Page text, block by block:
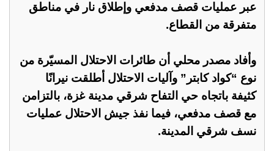
عبر عمليات قصف مدفعي وإطلاق نار في مناطق
متفرقة من القطاع.
وأفاد مصدر محلي أن طائرات الاحتلال المسيّرة من
نوع “كواد كابتر” وآليات الاحتلال أطلقت نيرانًا
كثيفة باتجاه حي التفاح شرقي مدينة غزة، بالتزامن
مع قصف مدفعي، فيما نفذ جيش الاحتلال عمليات
نسف شرقي المدينة.